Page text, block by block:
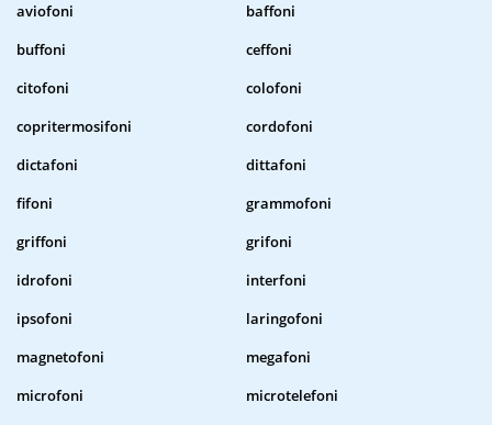
aviofoni
baffoni
buffoni
ceffoni
citofoni
colofoni
copritermosifoni
cordofoni
dictafoni
dittafoni
fifoni
grammofoni
griffoni
grifoni
idrofoni
interfoni
ipsofoni
laringofoni
magnetofoni
megafoni
microfoni
microtelefoni